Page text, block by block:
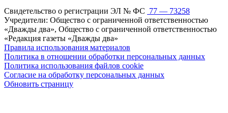
Свидетельство о регистрации ЭЛ № ФС 77 — 73258
Учредители: Общество с ограниченной ответственностью
«Дважды два», Общество с ограниченной ответственностью
«Редакция газеты «Дважды два»
Правила использования материалов
Политика в отношении обработки персональных данных
Политика использования файлов cookie
Согласие на обработку персональных данных
Обновить страницу